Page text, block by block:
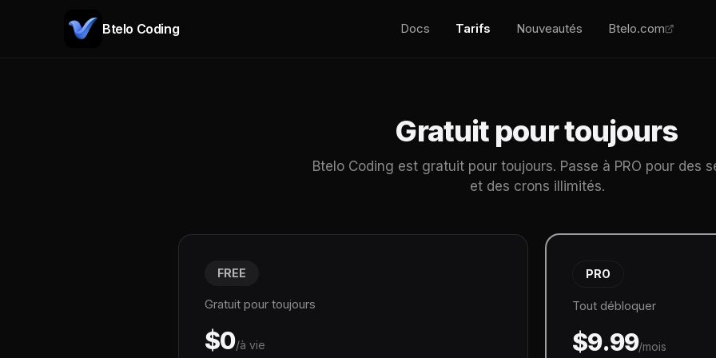
Btelo Coding Docs Tarifs Nouveautés Btelo.com
Gratuit pour toujours
Btelo Coding est gratuit pour toujours. Passe à PRO pour des
et des crons illimités.
FREE
Gratuit pour toujours
$0/à vie
PRO
Tout débloquer
$9.99/mois